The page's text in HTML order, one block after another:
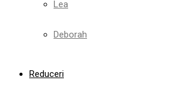
Lea
Deborah
Reduceri